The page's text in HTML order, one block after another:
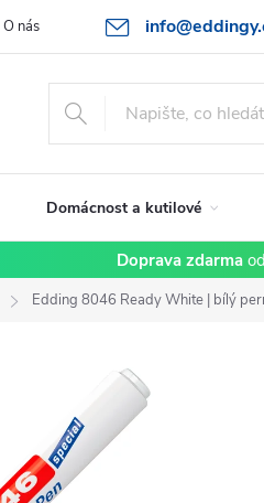
O nás Rady a tipy Vrácení
Domácnost a kutilové
Doprava zdarma
Edding 8046 Ready White | bílý